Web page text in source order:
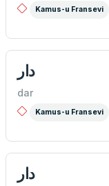
Kamus-u Fransevi
دار
dar
Kamus-u Fransevi
دار